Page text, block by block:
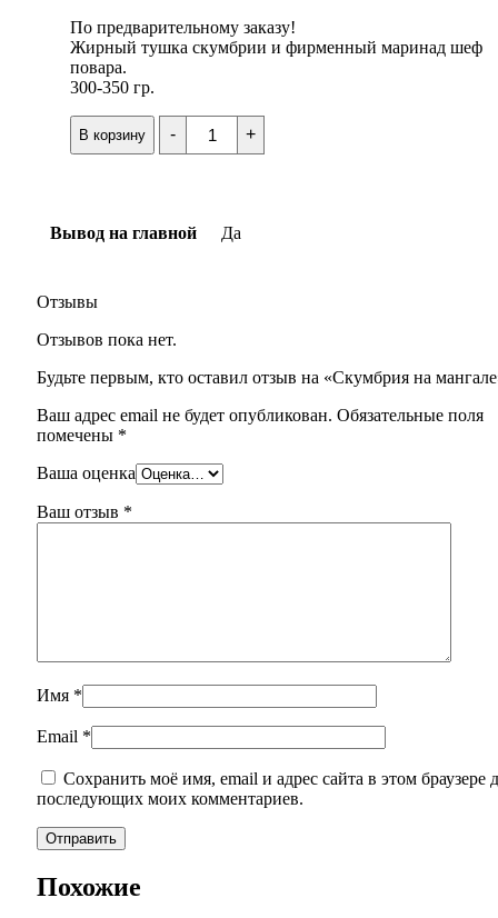
По предварительному заказу!
Жирный тушка скумбрии и фирменный маринад шеф
повара.
300-350 гр.
В корзину -
Количество
товара
Скумбрия
+
Вывод на главной Да
Отзывы
Отзывов пока нет.
Будьте первым, кто оставил отзыв на «Скумбрия на
Ваш адрес email не будет опубликован. Обязательные поля
помечены *
Ваша оценка
Ваш отзыв *
Имя *
Email *
Сохранить моё имя, email и адрес сайта в этом браузере
последующих моих комментариев.
Похожие